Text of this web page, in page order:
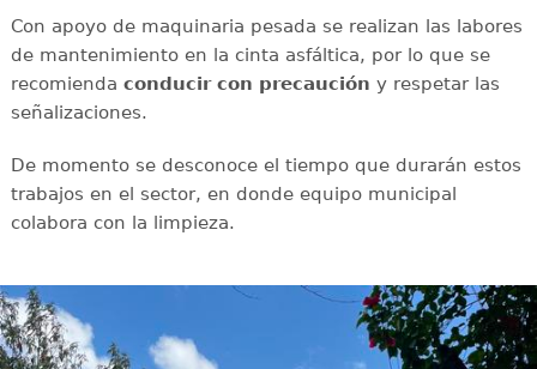
Con apoyo de maquinaria pesada se realizan las labores
de mantenimiento en la cinta asfáltica, por lo que se
recomienda conducir con precaución y respetar las
señalizaciones.
De momento se desconoce el tiempo que durarán estos
trabajos en el sector, en donde equipo municipal
colabora con la limpieza.